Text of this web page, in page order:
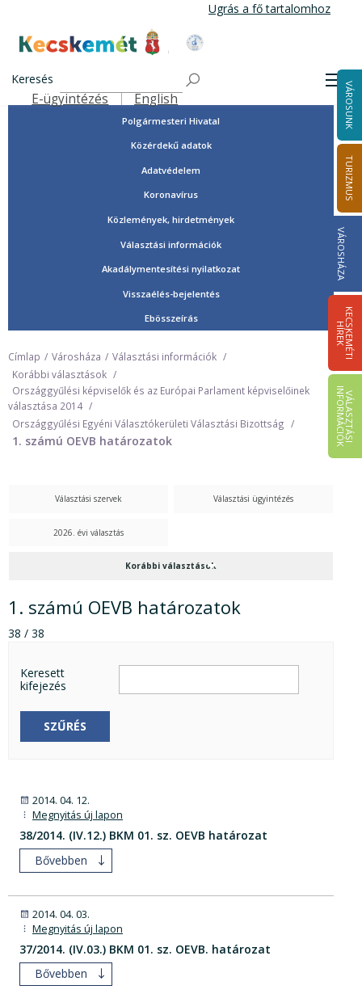
tartalomra
Ugrás a fő tartalomhoz
Kecskemét Város Honlapja
Keresés
Felső navigáció
E-ügyintézés English VÁROSUNK
TURIZMUS
VÁROSHÁZA
K
E
C
S
K
E
M
É
T
I
HÍ
R
E
K
V
Á
L
A
S
Z
T
Á
S
I
IN
F
O
R
M
Á
C
I
Ó
K
Tisztségviselők, képviselők
Országgyűlési képviselők
Önkormányzat
Polgármesteri Hivatal
Közérdekű adatok
Adatvédelem
Koronavírus
Közlemények, hirdetmények
Választási információk
Akadálymentesítési nyilatkozat
Visszaélés-bejelentés
Ebösszeírás
Címlap Városháza
Választási információk
Korábbi választások
Országgyűlési képviselők és az Európai Parlament képviselőinek
választása 2014
Országgyűlési Egyéni Választókerületi Választási Bizottság
1. számú OEVB határozatok
Választási szervek Választási ügyintézés
2026. évi választás
Korábbi választások
1. számú OEVB határozatok
38 / 38
Keresett
kifejezés
SZŰRÉS
2014. 04. 12.
Megnyitás új lapon
38/2014. (IV.12.) BKM 01. sz. OEVB határozat
Bővebben
2014. 04. 03.
Megnyitás új lapon
37/2014. (IV.03.) BKM 01. sz. OEVB. határozat
Bővebben